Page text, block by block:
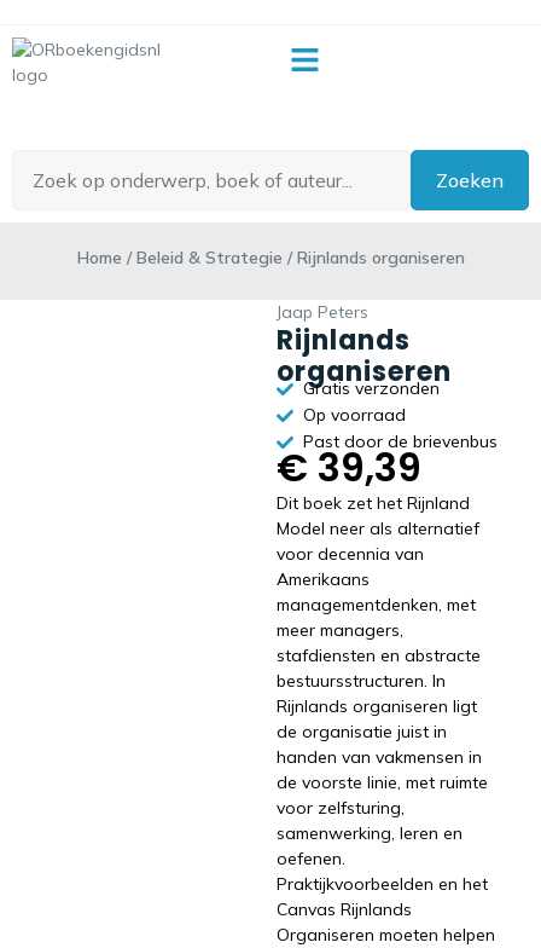
Zoeken
Home /Beleid & Strategie / Rijnlands organiseren
Jaap Peters
Rijnlands
organiseren
Gratis verzonden
Op voorraad
Past door de brievenbus
€ 39,39
Dit boek zet het Rijnland
Model neer als alternatief
voor decennia van
Amerikaans
managementdenken, met
meer managers,
stafdiensten en abstracte
bestuursstructuren. In
Rijnlands organiseren ligt
de organisatie juist in
handen van vakmensen in
de voorste linie, met ruimte
voor zelfsturing,
samenwerking, leren en
oefenen.
Praktijkvoorbeelden en het
Canvas Rijnlands
Organiseren moeten helpen